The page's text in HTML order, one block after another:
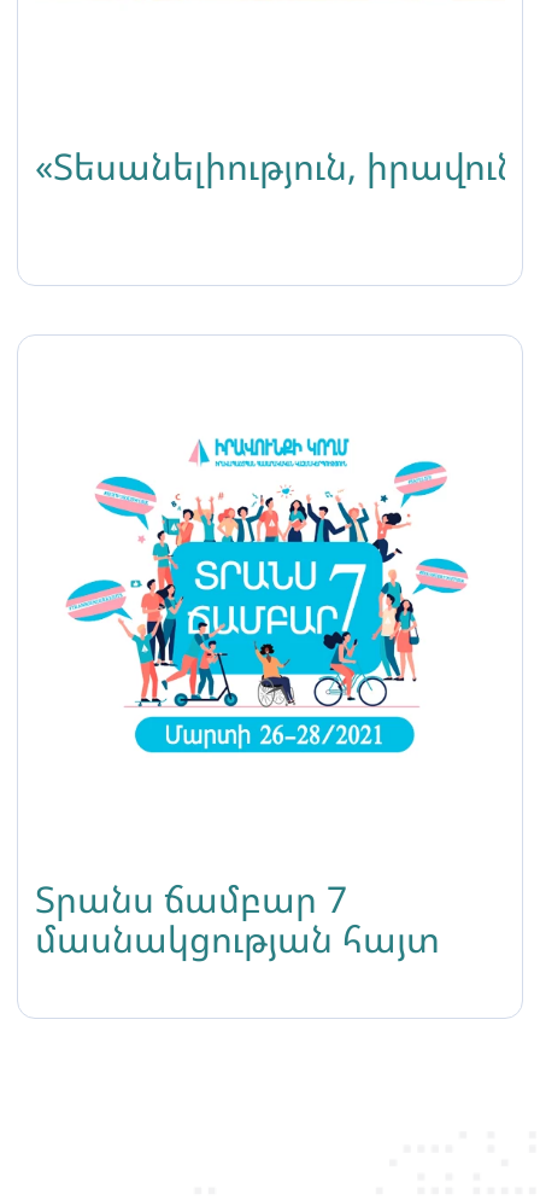
«Տեսանելիություն,
Տրանս ճամբար 7
մասնակցության հայտ